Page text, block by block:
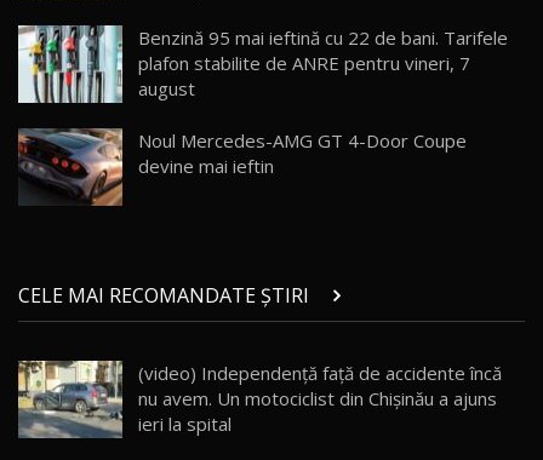
30:08
Noul Geely EX5 EM-i care a cucerit Moldova
AutoBlog.MD
23:36
20
21
Micul BYD Dolphin Surf / Test Drive
AutoBlog.MD
16:59
22
Noua Mazda 6e / Test Drive AutoBlog.MD
26:59
Benzină 95 mai ieftină cu 22 de bani. Tarifele
plafon stabilite de ANRE pentru vineri, 7
august
Noul Mercedes-AMG GT 4-Door Coupe
devine mai ieftin
CELE MAI RECOMANDATE ȘTIRI
(video) Independenţă faţă de accidente încă
nu avem. Un motociclist din Chişinău a ajuns
ieri la spital